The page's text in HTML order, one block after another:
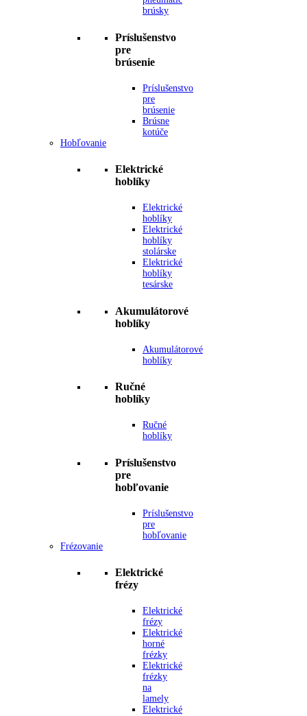
brúsky
Príslušenstvo
pre
brúsenie
Príslušenstvo
pre
brúsenie
Brúsne
kotúče
Hobľovanie
Elektrické
hoblíky
Elektrické
hoblíky
Elektrické
hoblíky
stolárske
Elektrické
hoblíky
tesárske
Akumulátorové
hoblíky
Akumulátorové
hoblíky
Ručné
hoblíky
Ručné
hoblíky
Príslušenstvo
pre
hobľovanie
Príslušenstvo
pre
hobľovanie
Frézovanie
Elektrické
frézy
Elektrické
frézy
Elektrické
horné
frézky
Elektrické
frézky
na
lamely
Elektrické